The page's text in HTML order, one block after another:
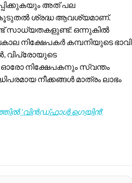
അത് പല
കൂടുതൽ ശ്രദ്ധ ആവശ്യമാണ്.
സാധ്യതകളുണ്ട്: ഒന്നുകിൽ
നിക്ഷേപകർ കമ്പനിയുടെ ഭാവി
വിപ്രോയുടെ
നിക്ഷേപകനും സ്വന്തം
നീക്കങ്ങൾ മാത്രം ലാഭം
‘വിൻഡ്‌ഫാൾ ഗെയിൻ’